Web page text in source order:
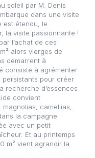
soleil par M. Denis
dans une visite
est étendu, le
la visite passionnante !
l’achat de ces
alors vierges de
démarrent à
consiste à agrémenter
persistants pour créer
recherche d’essences
convient
camellias,
la campagne
avec un petit
Et au printemps
m² vient agrandir la